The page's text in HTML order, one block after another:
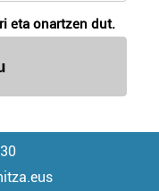
eta onartzen dut.